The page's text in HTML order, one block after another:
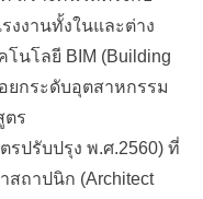
งงานทั้งในและต่าง
นโลยี BIM (Building
ยกระดับอุตสาหกรรม
ตร
ปรับปรุง พ.ศ.2560) ที่
ถาปนิก (Architect